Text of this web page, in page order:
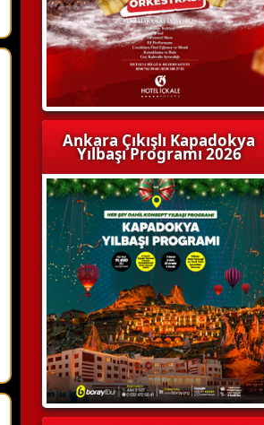
Ankara Çıkışlı Kapadokya
Yılbaşı Programı 2026